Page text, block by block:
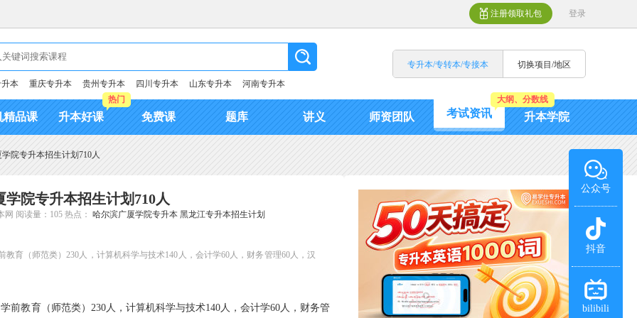
注册领取礼包 登录
本 重庆专升本 贵州专升本 四川专升本 山东专升本 河南专升本
专升本/专转本/专接本 切换项目/地区
精品课 升本好课
热门
免费课 题库 讲义 师资团队 考试资讯
大纲、分数线
升本学院
院专升本招生计划710人
学院专升本招生计划710人
网 阅读量：105 热点： 哈尔滨广厦学院专升本 黑龙江专升本招生计划
育（师范类）230人，计算机科学与技术140人，会计学60人，财务管理60人，汉
前教育（师范类）230人，计算机科学与技术140人，会计学60人，财务管
公众号
抖音
bilibili